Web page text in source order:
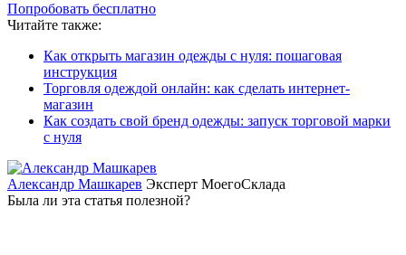
Попробовать бесплатно
Читайте также:
Как открыть магазин одежды с нуля: пошаговая
инструкция
Торговля одеждой онлайн: как сделать интернет-
магазин
Как создать свой бренд одежды: запуск торговой марки
с нуля
Александр Машкарев Эксперт МоегоСклада
Была ли эта статья полезной?